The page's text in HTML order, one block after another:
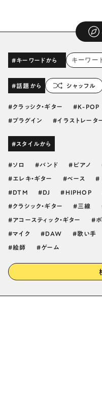
#キーワードから
#話題から シャッフル
クラッシク・ギター K-POP
プラグイン イラストレータ
#スタイルから
ソロ バンド ピアノ
エレキ・ギター ベース
DTM DJ HIPHOP
クラシック・ギター 三線
アコースティック・ギター
マイク DAW 歌い手
絵師 ゲーム